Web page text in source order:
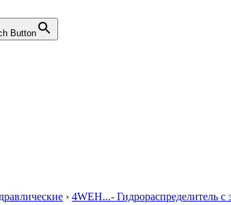
Button
› 4WEH...- Гидрораспределитель